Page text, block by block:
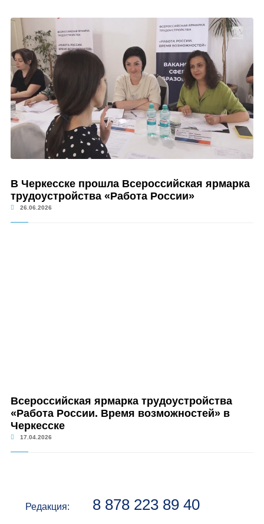
В Черкесске прошла Всероссийская ярмарка
трудоустройства «Работа России»
26.06.2026
Всероссийская ярмарка трудоустройства
«Работа России. Время возможностей» в
Черкесске
17.04.2026
Редакция: 8 878 223 89 40